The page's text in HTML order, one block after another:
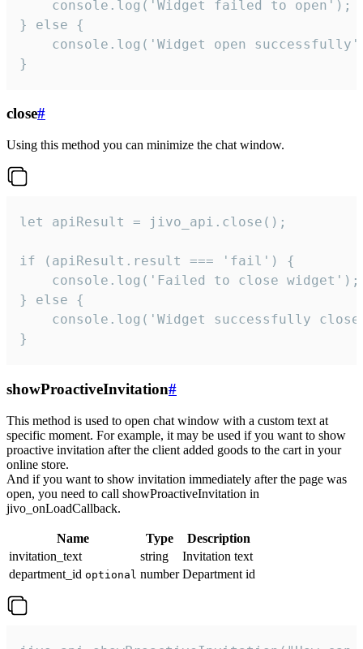
    console.log('Widget failed to open');
} else {
console.log('Widget open
}
close#
Using this method you can minimize the chat window.
let apiResult = jivo_api.close();
if (apiResult.result === 'fail') {
    console.log('Failed to close widget');
} else {
console.log('Widget successfully
}
showProactiveInvitation#
This method is used to open chat window with a custom text at
specific moment. For example, it may be used if you want to show
proactive invitation after the client added goods to the cart in your
online store.
And if you want to show invitation immediately after the page was
open, you need to call showProactiveInvitation in
jivo_onLoadCallback.
Name Type
Description
invitation_text
string
Invitation text
department_id optional number Department id